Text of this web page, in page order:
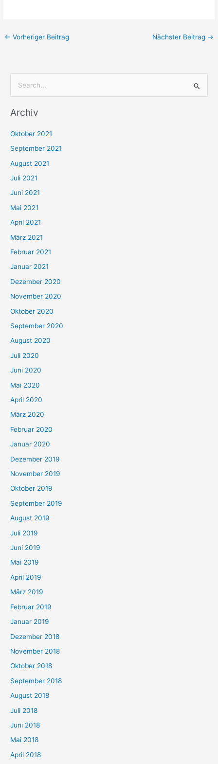
← Vorheriger Beitrag Nächster Beitrag →
c
n
n
a
c
h
:
Archiv
Oktober 2021
September 2021
August 2021
Juli 2021
Juni 2021
Mai 2021
April 2021
März 2021
Februar 2021
Januar 2021
Dezember 2020
November 2020
Oktober 2020
September 2020
August 2020
Juli 2020
Juni 2020
Mai 2020
April 2020
März 2020
Februar 2020
Januar 2020
Dezember 2019
November 2019
Oktober 2019
September 2019
August 2019
Juli 2019
Juni 2019
Mai 2019
April 2019
März 2019
Februar 2019
Januar 2019
Dezember 2018
November 2018
Oktober 2018
September 2018
August 2018
Juli 2018
Juni 2018
Mai 2018
April 2018